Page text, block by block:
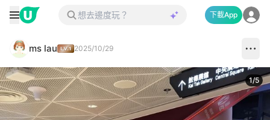
下載App
ms lau 2025/10/29
1/5